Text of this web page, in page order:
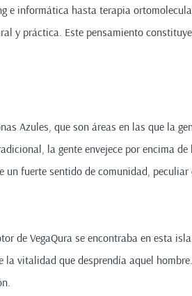
e informática hasta terapia
y práctica. Este pensamiento
Azules, que son áreas en las que la
la gente envejece por encima
fuerte sentido de comunidad,
de VegaQura se encontraba en esta
vitalidad que desprendía aquel